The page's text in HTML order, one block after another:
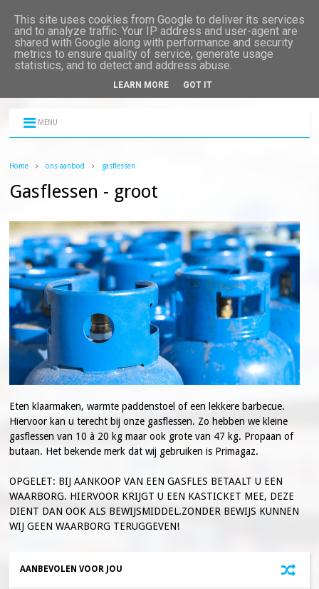
MENU
Home ons aanbod gasflessen
Gasflessen - groot
Eten klaarmaken, warmte paddenstoel of een lekkere barbecue.
Hiervoor kan u terecht bij onze gasflessen. Zo hebben we kleine
gasflessen van 10 à 20 kg maar ook grote van 47 kg. Propaan of
butaan. Het bekende merk dat wij gebruiken is Primagaz.
OPGELET: BIJ AANKOOP VAN EEN GASFLES BETAALT U EEN
WAARBORG. HIERVOOR KRIJGT U EEN KASTICKET MEE, DEZE
DIENT DAN OOK ALS BEWIJSMIDDEL.ZONDER BEWIJS KUNNEN
WIJ GEEN WAARBORG TERUGGEVEN!
AANBEVOLEN VOOR JOU
This site uses cookies from Google to deliver its services
and to analyze traffic. Your IP address and user-agent are
shared with Google along with performance and security
metrics to ensure quality of service, generate usage
statistics, and to detect and address abuse.
LEARN MORE GOT IT